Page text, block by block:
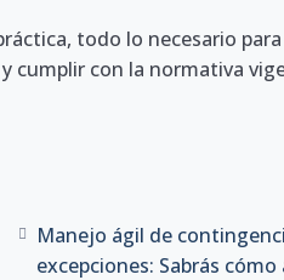
todo lo necesario
cumplir con la normativa
Manejo ágil de
excepciones: Sabrás